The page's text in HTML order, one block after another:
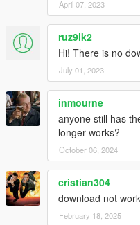
April 07, 2023
ruz9ik2
Hi! There is no
July 01, 2023
inmourne
anyone still has
longer works?
October 06, 2024
cristian304
download not work
February 18, 2025